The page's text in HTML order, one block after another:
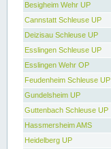
Besigheim Wehr UP
Cannstatt Schleuse UP
Deizisau Schleuse UP
Esslingen Schleuse UP
Esslingen Wehr OP
Feudenheim Schleuse UP
Gundelsheim UP
Guttenbach Schleuse UP
Hassmersheim AMS
Heidelberg UP